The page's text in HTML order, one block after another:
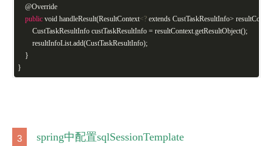
@Override
publicvoid handleResult(ResultContext<?extends CustTaskResultInfo>
CustTaskResultInfo custTaskResultInfo = resultContext.getResultObject();
resultInfoList.add(CustTaskResultInfo);
}
}
3 spring中配置sqlSessionTemplate